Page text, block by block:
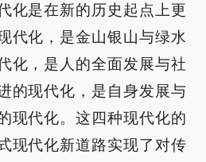
化是在新的历史起点上更
代化，是金山银山与绿水
化，是人的全面发展与社
的现代化，是自身发展与
现代化。这四种现代化的
现代化新道路实现了对传